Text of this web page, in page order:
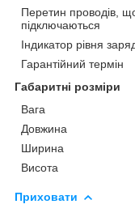
Перетин проводів,
підключаються
Індикатор рівня
Гарантійний термін
Габаритні розміри
Вага
Довжина
Ширина
Висота
Приховати